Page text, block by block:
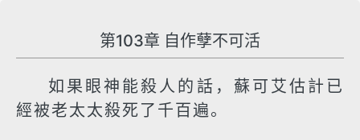
第103章 自作孽不可活
如果眼神能殺人的話，蘇可艾估計已
經被老太太殺死了千百遍。